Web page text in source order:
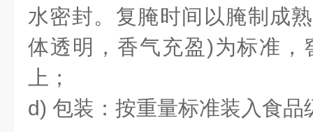
水密封。复腌时间以腌制成
体透明，香气充盈)为标准，
上；
d) 包装：按重量标准装入食品